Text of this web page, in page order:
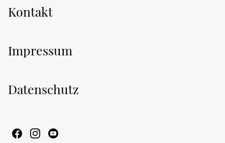
Kontakt
Impressum
Datenschutz